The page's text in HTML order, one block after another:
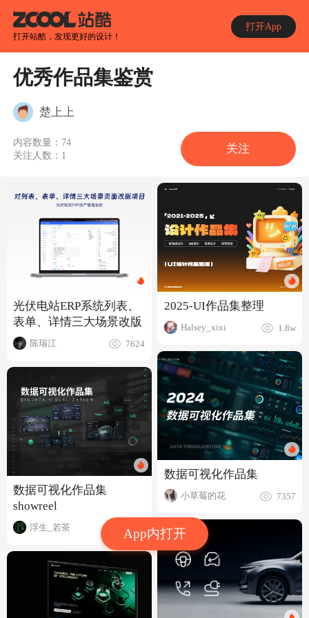
打开站酷，发现更好的设计！
打开App
App内打开
优秀作品集鉴赏
楚上上
内容数量： 74
关注人数： 1
关注
光伏电站ERP系统列表、
表单、详情三大场景改版
陈瑞江 7624
数据可视化作品集
showreel
浮生_若茶 9072
2025-UI作品集整理
Halsey_xixi 1.8w
数据可视化作品集
小草莓的花 7357